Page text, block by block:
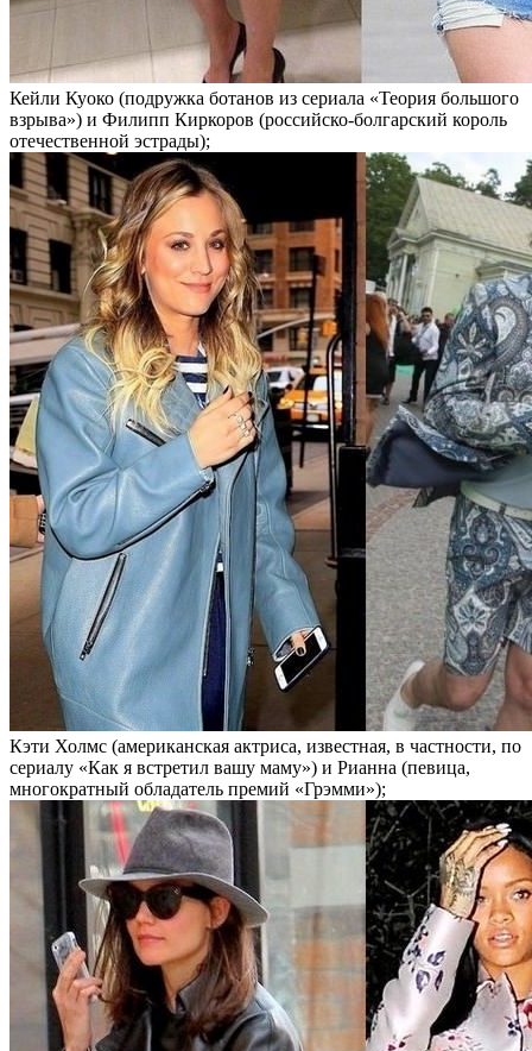
Кейли Куоко (подружка ботанов из сериала «Теория большого
взрыва») и Филипп Киркоров (российско-болгарский король
отечественной эстрады);
Кэти Холмс (американская актриса, известная, в частности, по
сериалу «Как я встретил вашу маму») и Рианна (певица,
многократный обладатель премий «Грэмми»);